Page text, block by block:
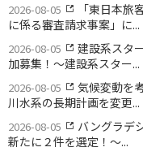
2026-08-05
「東日本旅
に係る審査請求事案」に...
2026-08-05
建設系スタ
加募集！〜建設系スター...
2026-08-05
気候変動を
川水系の長期計画を変更...
2026-08-05
バングラデ
新たに２件を選定！〜...